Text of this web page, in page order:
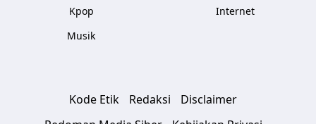
Kpop
Musik
Internet
Kode Etik Redaksi
Disclaimer